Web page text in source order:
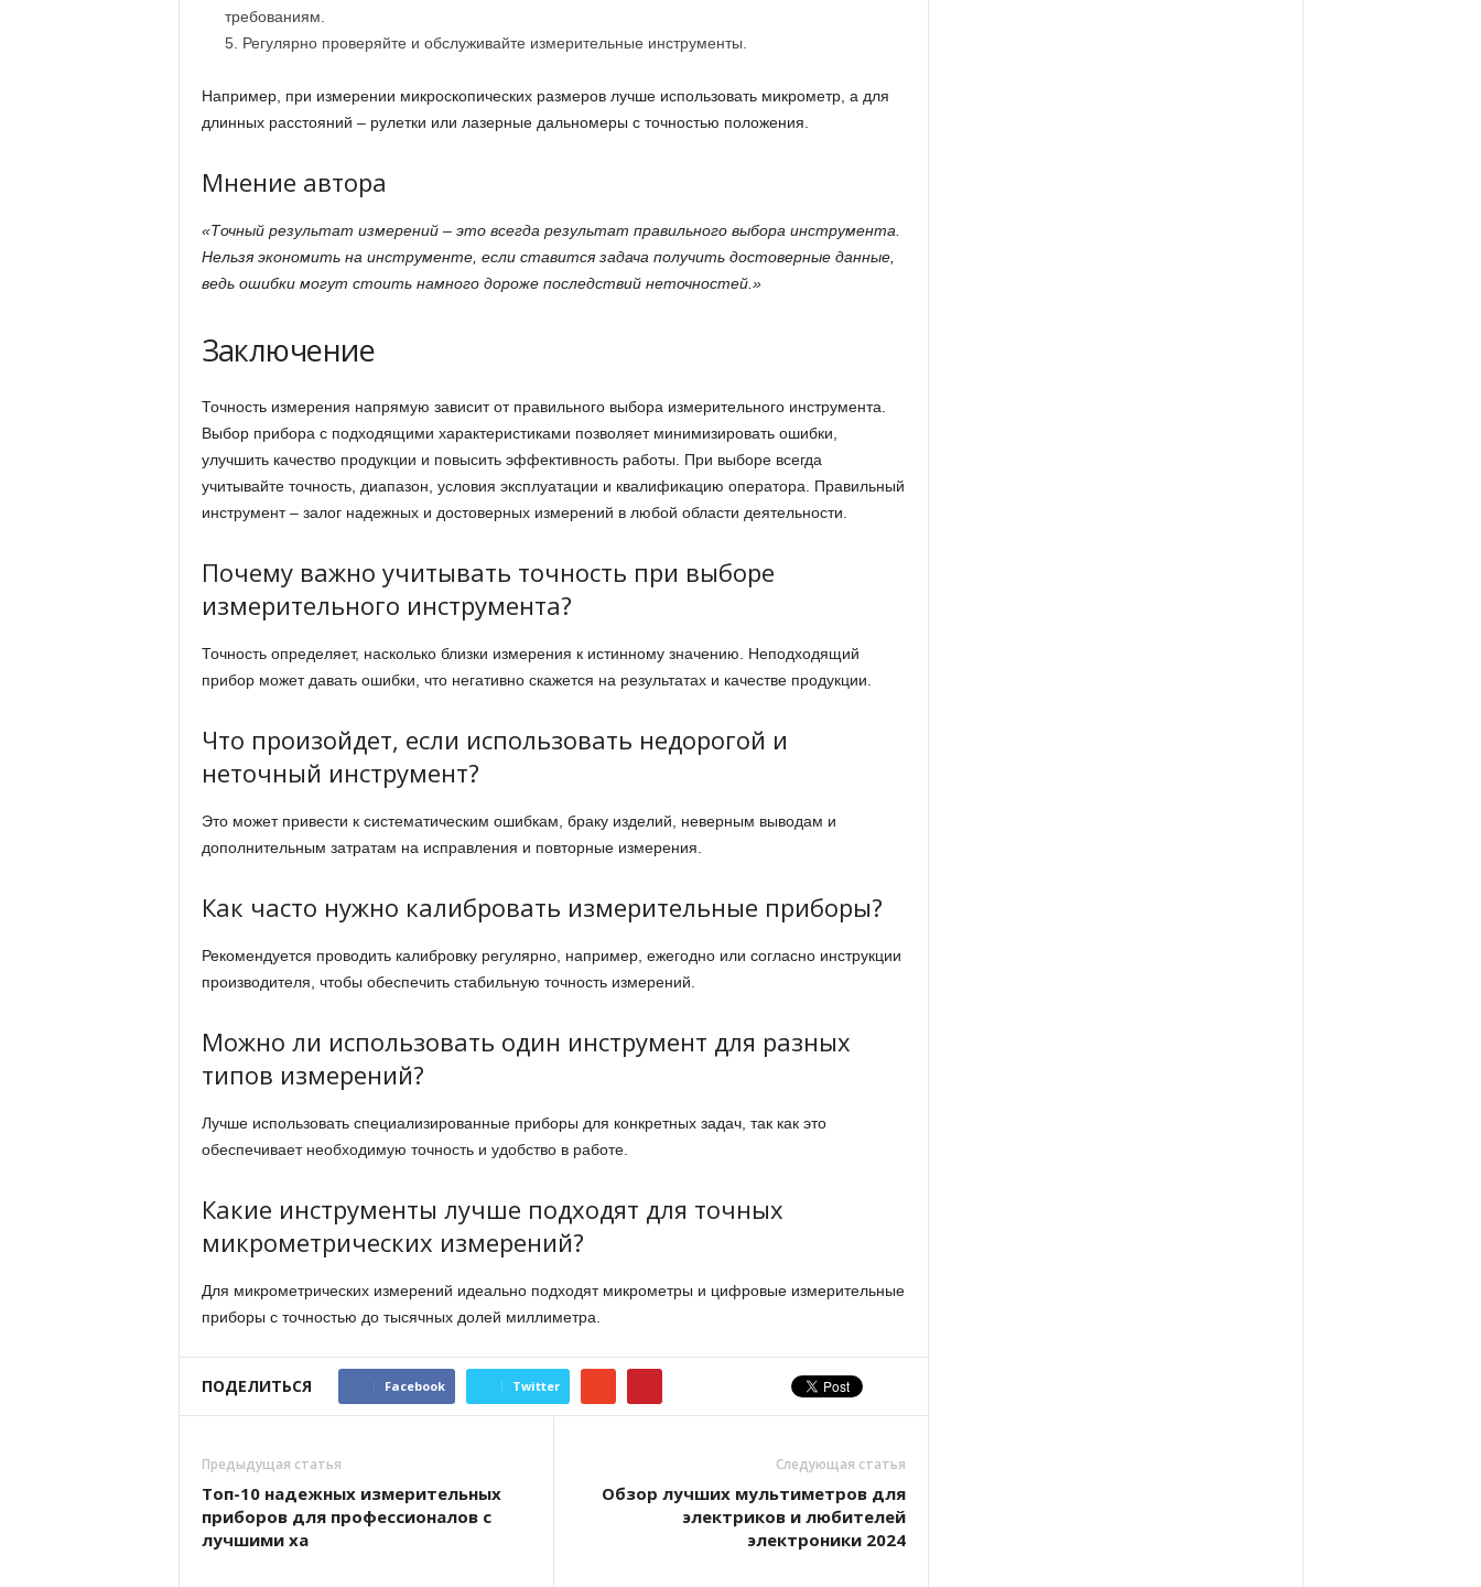
требованиям.
Регулярно проверяйте и обслуживайте измерительные инструменты.
Например, при измерении микроскопических размеров лучше использовать микрометр, а для
длинных расстояний – рулетки или лазерные дальномеры с точностью положения.
Мнение автора
«Точный результат измерений – это всегда результат правильного выбора инструмента.
Нельзя экономить на инструменте, если ставится задача получить достоверные данные,
ведь ошибки могут стоить намного дороже последствий неточностей.»
Заключение
Точность измерения напрямую зависит от правильного выбора измерительного инструмента.
Выбор прибора с подходящими характеристиками позволяет минимизировать ошибки,
улучшить качество продукции и повысить эффективность работы. При выборе всегда
учитывайте точность, диапазон, условия эксплуатации и квалификацию оператора. Правильный
инструмент – залог надежных и достоверных измерений в любой области деятельности.
Почему важно учитывать точность при выборе
измерительного инструмента?
Точность определяет, насколько близки измерения к истинному значению. Неподходящий
прибор может давать ошибки, что негативно скажется на результатах и качестве продукции.
Что произойдет, если использовать недорогой и
неточный инструмент?
Это может привести к систематическим ошибкам, браку изделий, неверным выводам и
дополнительным затратам на исправления и повторные измерения.
Как часто нужно калибровать измерительные приборы?
Рекомендуется проводить калибровку регулярно, например, ежегодно или согласно инструкции
производителя, чтобы обеспечить стабильную точность измерений.
Можно ли использовать один инструмент для разных
типов измерений?
Лучше использовать специализированные приборы для конкретных задач, так как это
обеспечивает необходимую точность и удобство в работе.
Какие инструменты лучше подходят для точных
микрометрических измерений?
Для микрометрических измерений идеально подходят микрометры и цифровые измерительные
приборы с точностью до тысячных долей миллиметра.
ПОДЕЛИТЬСЯ Facebook Twitter
Предыдущая статья
Топ-10 надежных измерительных
приборов для профессионалов с
лучшими ха
Следующая статья
Обзор лучших мультиметров для
электриков и любителей
электроники 2024